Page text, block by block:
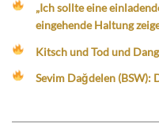
„Ich sollte eine
eingehende Haltung
Kitsch und Tod und
Sevim Dağdelen (BSW):